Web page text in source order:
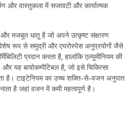
और वास्तुकला में सजावटी और कार्यात्मक
मजबूत धातु है जो अपने उत्कृष्ट संक्षारण
रूप से समुद्री और एयरोस्पेस अनुप्रयोगों जैसे
प्रदान करता है, हालांकि एल्यूमीनियम की
यह बायोकम्पैटिबल है, जो इसे चिकित्सा
है। टाइटेनियम का उच्च शक्ति-से-वजन अनुपात
है जहां वजन में कमी महत्वपूर्ण है।